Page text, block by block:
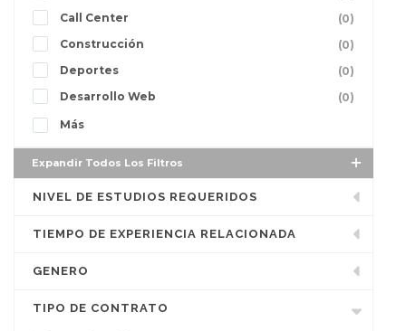
Call Center
(0)
Construcción
(0)
Deportes
(0)
Desarrollo Web
(0)
Más
Expandir Todos Los Filtros
NIVEL DE ESTUDIOS REQUERIDOS
TIEMPO DE EXPERIENCIA RELACIONADA
GENERO
TIPO DE CONTRATO